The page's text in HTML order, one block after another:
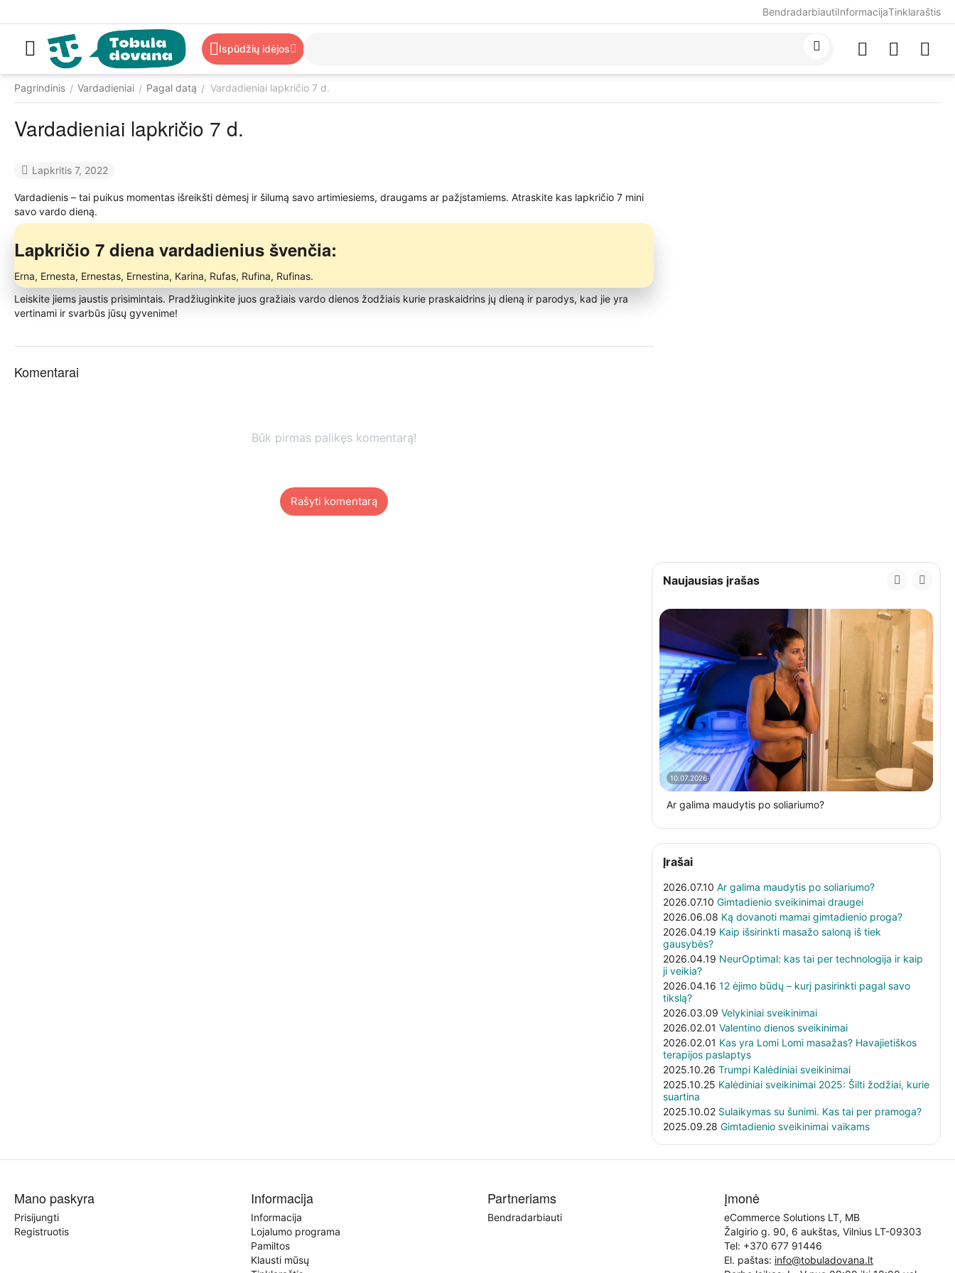
BendradarbiautiInformacijaTinklaraštis
Ispūdžių idėjos
Pagrindinis / Vardadieniai / Pagal datą / Vardadieniai lapkričio 7 d.
Vardadieniai lapkričio 7 d.
Lapkritis 7, 2022
Vardadienis – tai puikus momentas išreikšti dėmesį ir šilumą savo artimiesiems, draugams ar pažįstamiems. Atraskite kas lapkričio 7 mini
savo vardo dieną.
Lapkričio 7 diena vardadienius švenčia:
Erna, Ernesta, Ernestas, Ernestina, Karina, Rufas, Rufina, Rufinas.
Leiskite jiems jaustis prisimintais. Pradžiuginkite juos gražiais vardo dienos žodžiais kurie praskaidrins jų dieną ir parodys, kad jie yra
vertinami ir svarbūs jūsų gyvenime!
Komentarai
Būk pirmas palikęs komentarą!
Rašyti komentarą
Naujausias įrašas
10.07.2026
Ar galima maudytis po soliariumo?
Įrašai
2026.07.10 Ar galima maudytis po soliariumo?
2026.07.10 Gimtadienio sveikinimai draugei
2026.06.08 Ką dovanoti mamai gimtadienio proga?
2026.04.19 Kaip išsirinkti masažo saloną iš tiek
gausybės?
2026.04.19 NeurOptimal: kas tai per technologija ir kaip
ji veikia?
2026.04.16 12 ėjimo būdų – kurį pasirinkti pagal savo
tikslą?
2026.03.09 Velykiniai sveikinimai
2026.02.01 Valentino dienos sveikinimai
2026.02.01 Kas yra Lomi Lomi masažas? Havajietiškos
terapijos paslaptys
2025.10.26 Trumpi Kalėdiniai sveikinimai
2025.10.25 Kalėdiniai sveikinimai 2025: Šilti žodžiai, kurie
suartina
2025.10.02 Sulaikymas su šunimi. Kas tai per pramoga?
2025.09.28 Gimtadienio sveikinimai vaikams
Mano paskyra
Prisijungti
Registruotis
Informacija
Informacija
Lojalumo programa
Pamiltos
Klausti mūsų
Partneriams
Bendradarbiauti
Įmonė
eCommerce Solutions LT, MB
Žalgirio g. 90, 6 aukštas, Vilnius LT-09303
Tel: +370 677 91446
El. paštas: info@tobuladovana.lt